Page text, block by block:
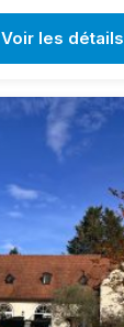
Voir les détails